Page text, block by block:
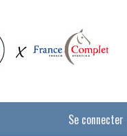
Se connecter